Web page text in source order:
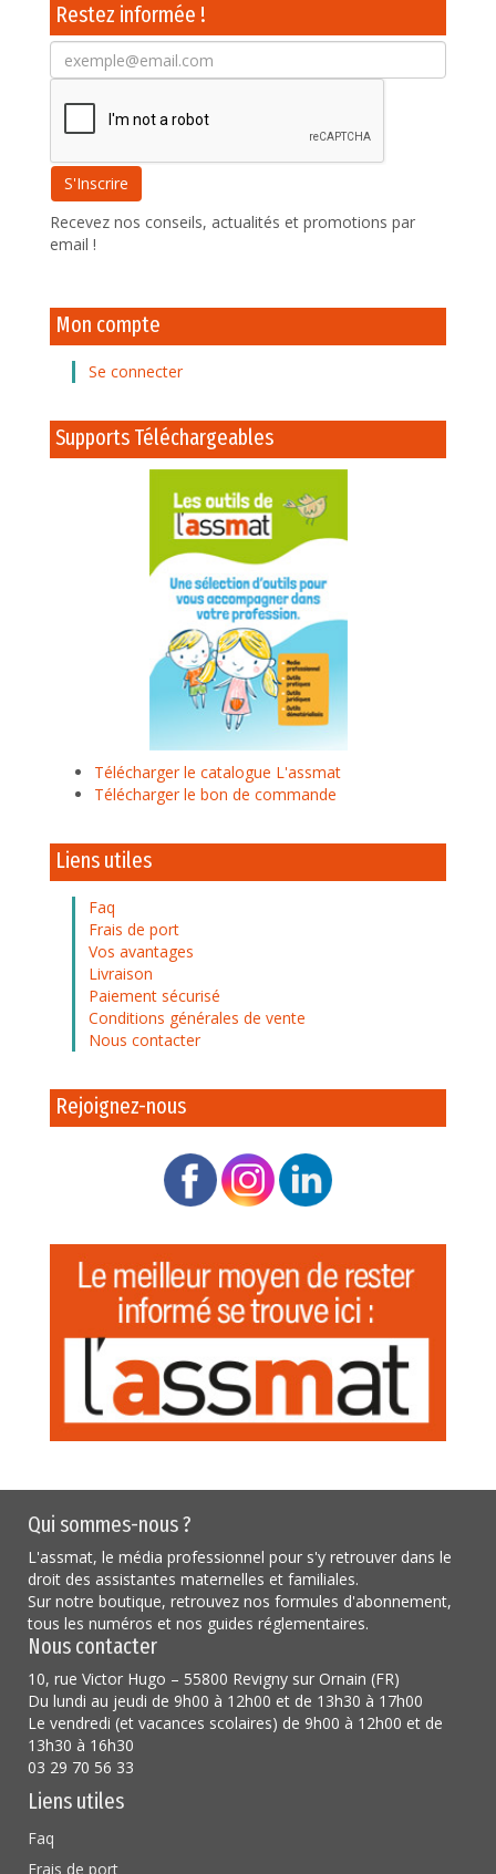
Restez informée !
Recevez nos conseils, actualités et promotions par
email !
Mon compte
Se connecter
Supports Téléchargeables
Télécharger le catalogue L'assmat
Télécharger le bon de commande
Liens utiles
Faq
Frais de port
Vos avantages
Livraison
Paiement sécurisé
Conditions générales de vente
Nous contacter
Rejoignez-nous
Qui sommes-nous ?
L'assmat, le média professionnel pour s'y retrouver dans le
droit des assistantes maternelles et familiales.
Sur notre boutique, retrouvez nos formules d'abonnement,
tous les numéros et nos guides réglementaires.
Nous contacter
10, rue Victor Hugo – 55800 Revigny sur Ornain (FR)
Du lundi au jeudi de 9h00 à 12h00 et de 13h30 à 17h00
Le vendredi (et vacances scolaires) de 9h00 à 12h00 et de
13h30 à 16h30
03 29 70 56 33
Liens utiles
Faq
Frais de port